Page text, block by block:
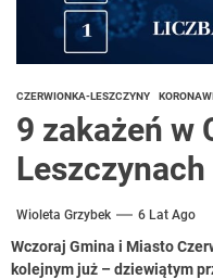
CZERWIONKA-LESZCZYNY
9 zakażeń w
Leszczynach
Wioleta Grzybek 6 Lat Ago
Wczoraj Gmina i Miasto
kolejnym już – dziewiątym